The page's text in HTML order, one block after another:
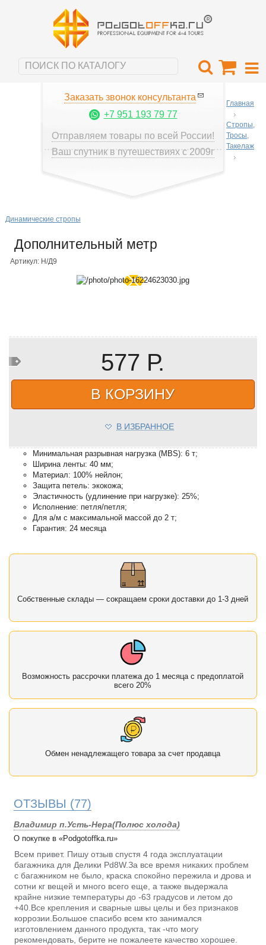
Заказать звонок консультанта
+7 951 193 79 77
Отправляем товары по всей России!
Ваш спутник в путешествиях с 2009г
Главная
Стропы,
Тросы,
Такелаж
Динамические стропы
Дополнительный метр
Артикул: Н/Д9
577 Р.
В КОРЗИНУ
В ИЗБРАННОЕ
Минимальная разрывная нагрузка (MBS): 6 т;
Ширина ленты: 40 мм;
Материал: 100% нейлон;
Защита петель: экокожа;
Эластичность (удлинение при нагрузке): 25%;
Исполнение: петля/петля;
Для а/м с максимальной массой до 2 т;
Гарантия: 24 месяца
Собственные склады — сокращаем сроки доставки до 1-3 дней
Возможность рассрочки платежа до 1 месяца с предоплатой
всего 20%
Обмен ненадлежащего товара за счет продавца
ОТЗЫВЫ (77)
Владимир п.Усть-Нера(Полюс холода)
О покупке в «Podgotoffka.ru»
Всем привет. Пишу отзыв спустя 4 года эксплуатации
багажника для Делики Pd8W.За все время никаких проблем
с багажником не было, краска спокойно пережила и дрова и
сотни кг вещей и много всего еще, а также выдержала
крайне низкие температуры до -63 градусов и летом до
+40.Все крепления и сварные швы целы и без признаков
коррозии.Большое спасибо всем кто занимался
изготовлением данного продукта, так -что могу
рекомендовать, берите не пожалеете качество хорошее.